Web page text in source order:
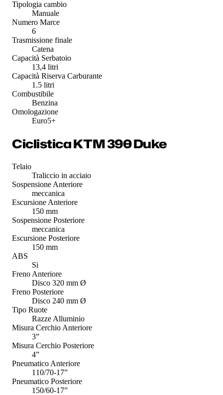
Tipologia cambio
Manuale
Numero Marce
6
Trasmissione finale
Catena
Capacità Serbatoio
13,4 litri
Capacità Riserva Carburante
1.5 litri
Combustibile
Benzina
Omologazione
Euro5+
Ciclistica KTM 390 Duke
Telaio
Traliccio in acciaio
Sospensione Anteriore
meccanica
Escursione Anteriore
150 mm
Sospensione Posteriore
meccanica
Escursione Posteriore
150 mm
ABS
Si
Freno Anteriore
Disco 320 mm Ø
Freno Posteriore
Disco 240 mm Ø
Tipo Ruote
Razze Alluminio
Misura Cerchio Anteriore
3”
Misura Cerchio Posteriore
4”
Pneumatico Anteriore
110/70-17”
Pneumatico Posteriore
150/60-17”